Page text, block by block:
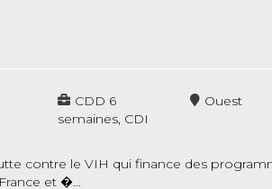
CDD 6
semaines, CDI
Ouest
contre le VIH qui finance des
et �…